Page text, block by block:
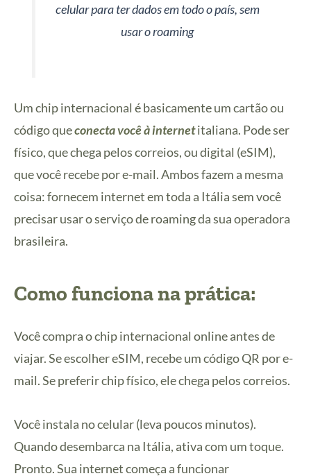
celular para ter dados em todo o país, sem
usar o roaming
Um chip internacional é basicamente um cartão ou
código queconecta você à internetitaliana. Pode ser
físico, que chega pelos correios, ou digital (eSIM),
que você recebe por e-mail. Ambos fazem a mesma
coisa: fornecem internet em toda a Itália sem você
precisar usar o serviço de roaming da sua operadora
brasileira.
Como funciona na prática:
Você compra o chip internacional online antes de
viajar. Se escolher eSIM, recebe um código QR por e-
mail. Se preferir chip físico, ele chega pelos correios.
Você instala no celular (leva poucos minutos).
Quando desembarca na Itália, ativa com um toque.
Pronto. Sua internet começa a funcionar